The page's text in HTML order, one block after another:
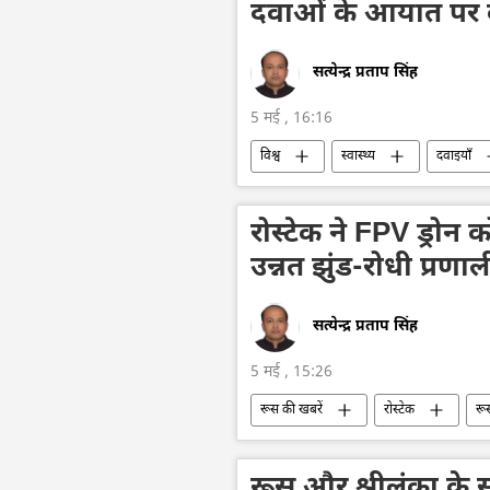
दवाओं के आयात पर
सत्येन्द्र प्रताप सिंह
5 मई , 16:16
विश्व स्वास्थ्य दवाइयाँ
रोस्टेक ने FPV
उन्नत झुंड-रोधी
सत्येन्द्र प्रताप सिंह
5 मई , 15:26
रूस की खबरें रोस्टेक
कामिकेज़ ड्रोन